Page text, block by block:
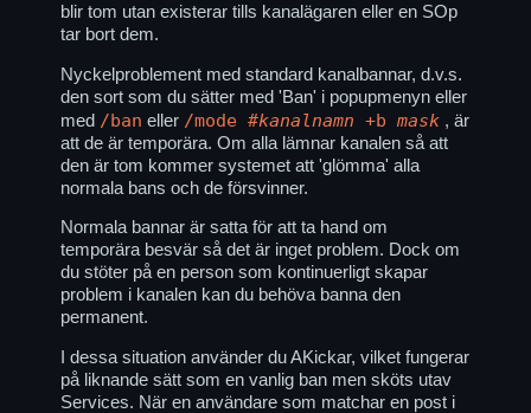
blir tom utan existerar tills kanalägaren eller en SOp
tar bort dem.
Nyckelproblement med standard kanalbannar, d.v.s.
den sort som du sätter med 'Ban' i popupmenyn eller
med /ban eller /mode#kanalnamn +bmask , är
att de är temporära. Om alla lämnar kanalen så att
den är tom kommer systemet att 'glömma' alla
normala bans och de försvinner.
Normala bannar är satta för att ta hand om
temporära besvär så det är inget problem. Dock om
du stöter på en person som kontinuerligt skapar
problem i kanalen kan du behöva banna den
permanent.
I dessa situation använder du AKickar, vilket fungerar
på liknande sätt som en vanlig ban men sköts utav
Services. När en användare som matchar en post i